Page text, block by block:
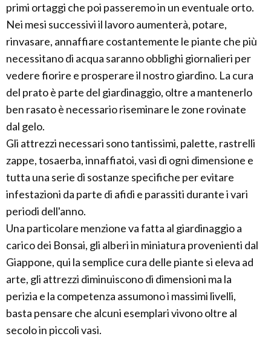
primi ortaggi che poi passeremo in un eventuale orto.
Nei mesi successivi il lavoro aumenterà, potare,
rinvasare, annaffiare costantemente le piante che più
necessitano di acqua saranno obblighi giornalieri per
vedere fiorire e prosperare il nostro giardino. La cura
del prato è parte del giardinaggio, oltre a mantenerlo
ben rasato è necessario riseminare le zone rovinate
dal gelo.
Gli attrezzi necessari sono tantissimi, palette, rastrelli
zappe, tosaerba, innaffiatoi, vasi di ogni dimensione e
tutta una serie di sostanze specifiche per evitare
infestazioni da parte di afidi e parassiti durante i vari
periodi dell'anno.
Una particolare menzione va fatta al giardinaggio a
carico dei Bonsai, gli alberi in miniatura provenienti dal
Giappone, qui la semplice cura delle piante si eleva ad
arte, gli attrezzi diminuiscono di dimensioni ma la
perizia e la competenza assumono i massimi livelli,
basta pensare che alcuni esemplari vivono oltre al
secolo in piccoli vasi.